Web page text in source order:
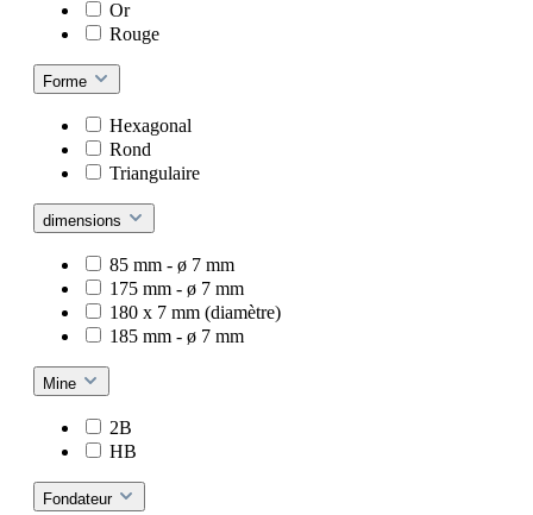
Or
Rouge
Forme
Hexagonal
Rond
Triangulaire
dimensions
85 mm - ø 7 mm
175 mm - ø 7 mm
180 x 7 mm (diamètre)
185 mm - ø 7 mm
Mine
2B
HB
Fondateur